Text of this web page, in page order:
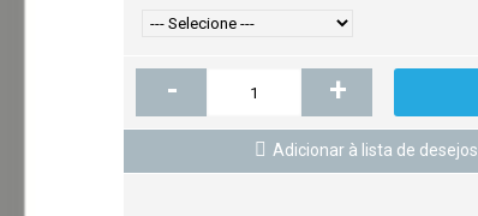
- +
Adicionar à lista de desejos